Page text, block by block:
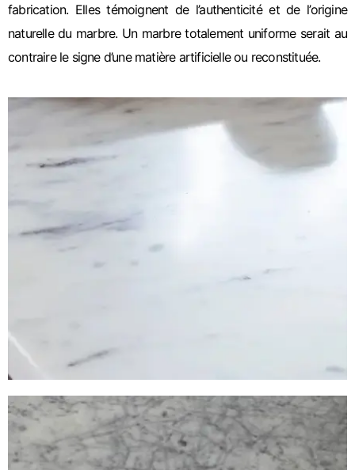
fabrication. Elles témoignent de l’authenticité et de l’origine
naturelle du marbre. Un marbre totalement uniforme serait au
contraire le signe d’une matière artificielle ou reconstituée.